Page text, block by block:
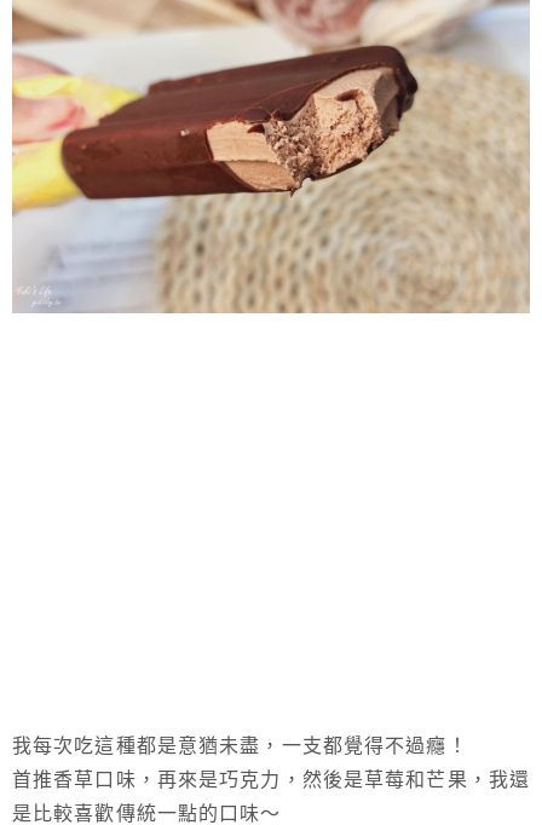
我每次吃這種都是意猶未盡，一支都覺得不過癮！
首推香草口味，再來是巧克力，然後是草莓和芒果，我還
是比較喜歡傳統一點的口味～